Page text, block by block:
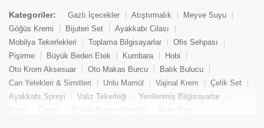
Kategoriler: Gazlı İçecekler Atıştırmalık
Meyve Suyu
Göğüs Kremi
Bijuteri Set
Ayakkabı Cilası
Mobilya Tekerlekleri
Toplama Bilgisayarlar
Ofis Sehpası
Pişirme
Büyük Beden Etek Kumbara
Hobi
Oto Krom Aksesuar
Oto Makas Burcu
Balık Bulucu
Can Yelekleri & Simitleri
Unlu Mamül Vajinal Krem
Çelik Set
Ayakkabı Spreyi
Valiz Tekerleği
Yenilenmiş Bilgisayarlar
Kasa
Cezve Büyük Beden Gömlek
Kum Saati